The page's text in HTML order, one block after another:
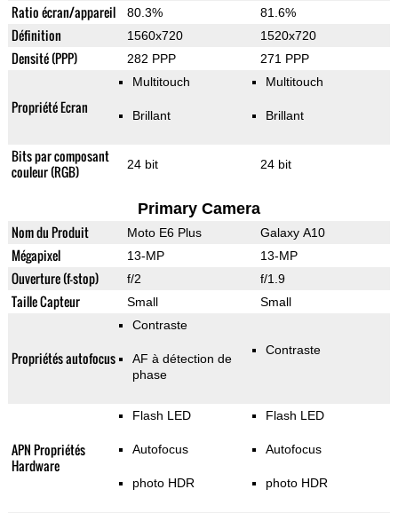
Ratio écran/appareil 80.3% 81.6%
Définition 1560x720 1520x720
Densité (PPP) 282 PPP 271 PPP
Propriété Ecran
Multitouch
Brillant
Multitouch
Brillant
Bits par composant
couleur (RGB)
24 bit 24 bit
Primary Camera
Nom du Produit Moto E6 Plus Galaxy A10
Mégapixel 13-MP 13-MP
Ouverture (f-stop) f/2 f/1.9
Taille Capteur Small Small
Propriétés autofocus
Contraste
AF à détection de
phase
Contraste
APN Propriétés
Hardware
Flash LED
Autofocus
photo HDR
Flash LED
Autofocus
photo HDR